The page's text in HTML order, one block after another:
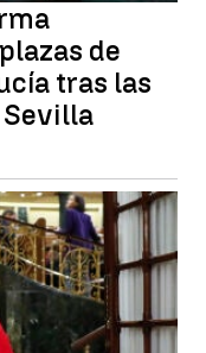
de
tras las